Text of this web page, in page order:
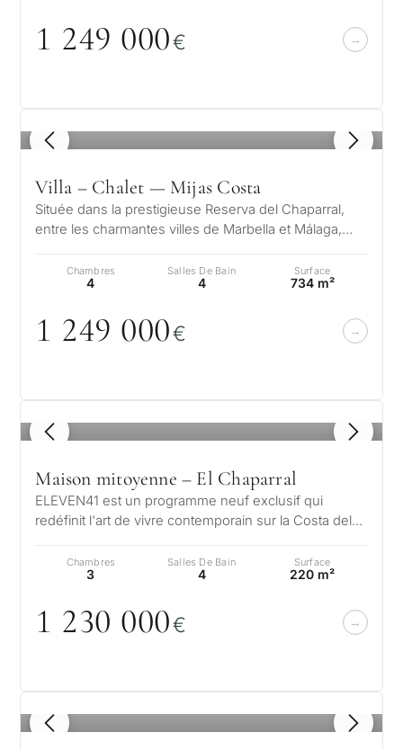
1 249 000€
1 / 4
Villa – Chalet — Mijas Costa
Située dans la prestigieuse Reserva del Chaparral,
entre les charmantes villes de Marbella et Málaga,
Chambres
4
Salles De Bain
4
Surface
734 m²
1 249 000€
1 / 8
Maison mitoyenne – El Chaparral
ELEVEN41 est un programme neuf exclusif qui
redéfinit l'art de vivre contemporain sur la Costa del
Chambres
3
Salles De Bain
4
Surface
220 m²
1 230 000€
1 / 8
Sans engagement •
Retour